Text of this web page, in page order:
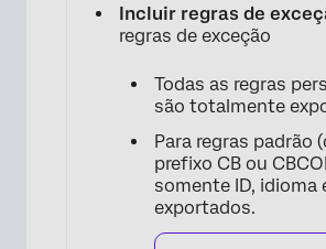
Incluir regras de
regras de exceção
Todas as regras
são totalmente
Para regras padrão
prefixo CB ou
somente ID, idioma
exportados.